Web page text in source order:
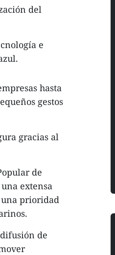
del
e
hasta
gestos
gracias al
de
extensa
una prioridad
de